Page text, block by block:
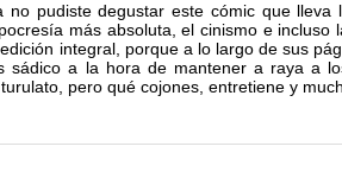
pudiste degustar este cómic que lleva
más absoluta, el cinismo e incluso
integral, porque a lo largo de sus
sádico a la hora de mantener a raya a
pero qué cojones, entretiene y